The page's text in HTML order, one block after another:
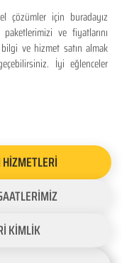
çözümler için buradayız
paketlerimizi ve fiyatlarını
ve hizmet satın almak
İyi eğlenceler
KİMLİK